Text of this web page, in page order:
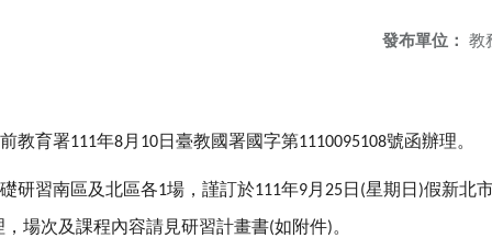
發布單位： 教
教育署111年8月 10日臺教國署國字第1110095108號函辦理。
研習南區及北區各1場，謹訂於111年9月 25日 (星期日 )假新北
場次及課程內容請見研習計畫書(如附件)。